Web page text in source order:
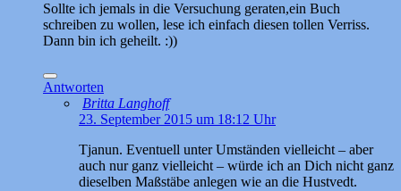
Sollte ich jemals in die Versuchung geraten,ein Buch
schreiben zu wollen, lese ich einfach diesen tollen Verriss.
Dann bin ich geheilt. :))
Antworten
Britta Langhoff
23. September 2015 um 18:12 Uhr
Tjanun. Eventuell unter Umständen vielleicht – aber
auch nur ganz vielleicht – würde ich an Dich nicht ganz
dieselben Maßstäbe anlegen wie an die Hustvedt.